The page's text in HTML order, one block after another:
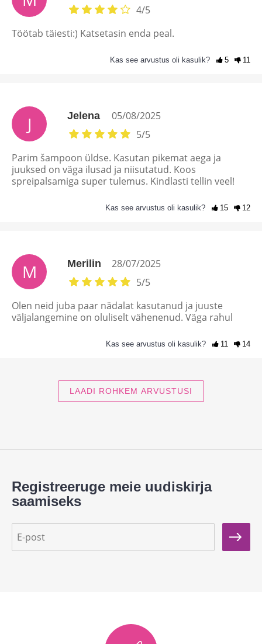
Kas see arvustus oli kasulik? 5 11
4/5
Töötab täiesti:) Katsetasin enda peal.
Kas see arvustus oli kasulik? 15 12
J Jelena
05/08/2025
5/5
Parim šampoon üldse. Kasutan pikemat aega ja
juuksed on väga ilusad ja niisutatud. Koos
spreipalsamiga super tulemus. Kindlasti tellin veel!
Kas see arvustus oli kasulik? 11 14
M Merilin
28/07/2025
5/5
Olen neid juba paar nädalat kasutanud ja juuste
väljalangemine on oluliselt vähenenud. Väga rahul
LAADI ROHKEM ARVUSTUSI
Registreeruge meie uudiskirja
saamiseks